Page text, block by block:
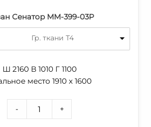
Сенатор ММ-399-03Р
Гр. ткани T4
Ш 2160 В 1010 Г 1100
место 1910 x 1600
- +